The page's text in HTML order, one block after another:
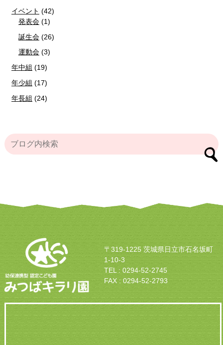
イベント (42)
発表会(1)
誕生会(26)
運動会(3)
年中組 (19)
年少組 (17)
年長組 (24)
〒319-1225 茨城県日立市石名坂町
1-10-3
TEL : 0294-52-2745
FAX : 0294-52-2793